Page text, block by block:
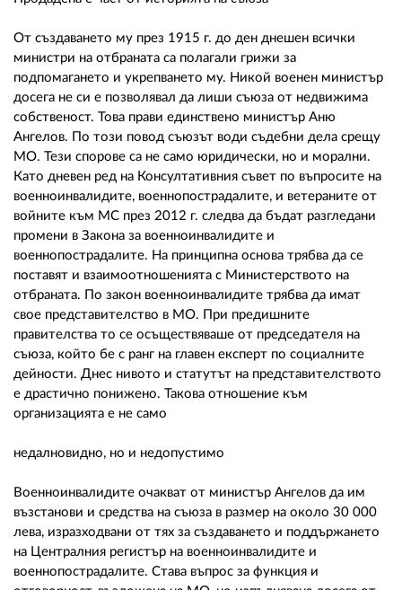
От създаването му през 1915 г. до ден днешен всички
министри на отбраната са полагали грижи за
подпомагането и укрепването му. Никой военен министър
досега не си е позволявал да лиши съюза от недвижима
собственост. Това прави единствено министър Аню
Ангелов. По този повод съюзът води съдебни дела срещу
МО. Тези спорове са не само юридически, но и морални.
Като дневен ред на Консултативния съвет по въпросите на
военноинвалидите, военнопострадалите, и ветераните от
войните към МС през 2012 г. следва да бъдат разгледани
промени в Закона за военноинвалидите и
военнопострадалите. На принципна основа трябва да се
поставят и взаимоотношенията с Министерството на
отбраната. По закон военноинвалидите трябва да имат
свое представителство в МО. При предишните
правителства то се осъществяваше от председателя на
съюза, който бе с ранг на главен експерт по социалните
дейности. Днес нивото и статутът на представителството
е драстично понижено. Такова отношение към
организацията е не само
недалновидно, но и недопустимо
Военноинвалидите очакват от министър Ангелов да им
възстанови и средства на съюза в размер на около 30 000
лева, изразходвани от тях за създаването и поддържането
на Централния регистър на военноинвалидите и
военнопострадалите. Става въпрос за функция и